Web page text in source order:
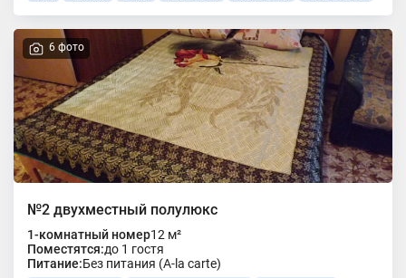
6 фото
№2 двухместный полулюкс
1-комнатный номер12 м²
Поместятся:до 1 гостя
Питание:Без питания (A-la carte)